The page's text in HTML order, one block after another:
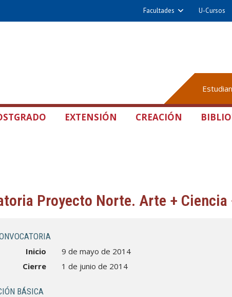
Facultades U-Cursos
EXTENSIÓN CREACIÓN
Proyecto Norte. Arte + Ciencia
Inicio
9 de mayo de 2014
Cierre
1 de junio de 2014
BÁSICA